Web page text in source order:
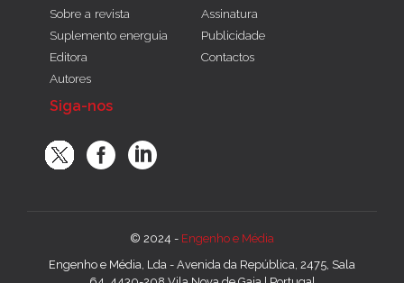
Sobre a revista
Suplemento energuia
Editora
Autores
Assinatura
Publicidade
Contactos
Siga-nos
© 2024 - Engenho e Média
Engenho e Média, Lda - Avenida da República, 2475, Sala